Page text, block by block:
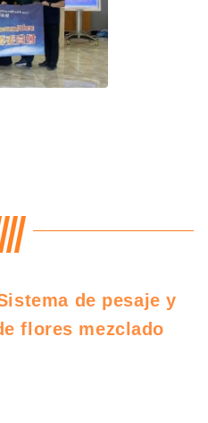
de pesaje y
flores mezclado